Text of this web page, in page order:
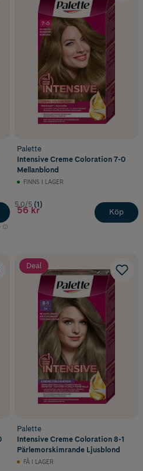
Palette
Intensive Creme Coloration 7-0
Mellanblond
FINNS I LAGER
5.0/5 (1)
56 kr Köp
Deal
Palette
Intensive Creme Coloration 8-1
Pärlemorskimrande Ljusblond
FÅ I LAGER